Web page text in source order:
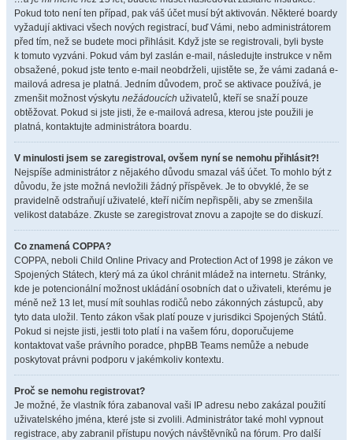
Pokud toto není ten případ, pak váš účet musí být aktivován. Některé boardy
vyžadují aktivaci všech nových registrací, buď Vámi, nebo administrátorem
před tím, než se budete moci přihlásit. Když jste se registrovali, byli byste
k tomuto vyzváni. Pokud vám byl zaslán e-mail, následujte instrukce v něm
obsažené, pokud jste tento e-mail neobdrželi, ujistěte se, že vámi zadaná e-
mailová adresa je platná. Jedním důvodem, proč se aktivace používá, je
zmenšit možnost výskytu nežádoucích uživatelů, kteří se snaží pouze
obtěžovat. Pokud si jste jisti, že e-mailová adresa, kterou jste použili je
platná, kontaktujte administrátora boardu.
V minulosti jsem se zaregistroval, ovšem nyní se nemohu přihlásit?!
Nejspíše administrátor z nějakého důvodu smazal váš účet. To mohlo být z
důvodu, že jste možná nevložili žádný příspěvek. Je to obvyklé, že se
pravidelně odstraňují uživatelé, kteří ničím nepřispěli, aby se zmenšila
velikost databáze. Zkuste se zaregistrovat znovu a zapojte se do diskuzí.
Co znamená COPPA?
COPPA, neboli Child Online Privacy and Protection Act of 1998 je zákon ve
Spojených Státech, který má za úkol chránit mládež na internetu. Stránky,
kde je potencionální možnost ukládání osobních dat o uživateli, kterému je
méně než 13 let, musí mít souhlas rodičů nebo zákonných zástupců, aby
tyto data uložil. Tento zákon však platí pouze v jurisdikci Spojených Států.
Pokud si nejste jisti, jestli toto platí i na vašem fóru, doporučujeme
kontaktovat vaše právního poradce, phpBB Teams nemůže a nebude
poskytovat právni podporu v jakémkoliv kontextu.
Proč se nemohu registrovat?
Je možné, že vlastník fóra zabanoval vaši IP adresu nebo zakázal použití
uživatelského jména, které jste si zvolili. Administrátor také mohl vypnout
registrace, aby zabranil přístupu nových návštěvníků na fórum. Pro další